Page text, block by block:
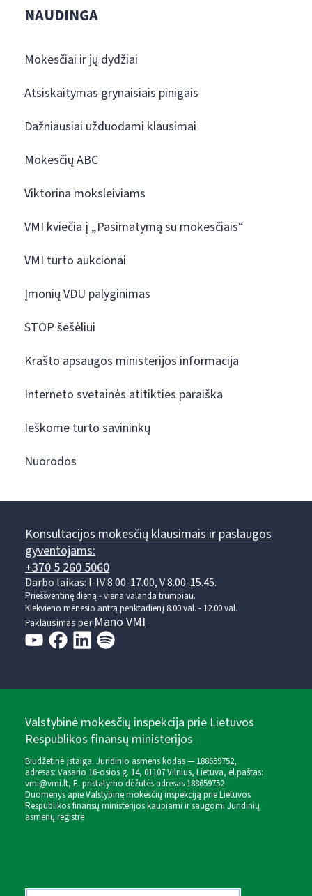
NAUDINGA
Mokesčiai ir jų dydžiai
Atsiskaitymas grynaisiais pinigais
Dažniausiai užduodami klausimai
Mokesčių ABC
Viktorina moksleiviams
VMI kviečia į „Pasimatymą su mokesčiais“
VMI turto aukcionai
Įmonių VDU palyginimas
STOP šešėliui
Krašto apsaugos ministerijos informacija
Interneto svetainės atitikties paraiška
Ieškome turto savininkų
Nuorodos
Konsultacijos mokesčių klausimais ir paslaugos
gyventojams:
+370 5 260 5060
Darbo laikas: I-IV 8.00-17.00, V 8.00-15.45.
Prieššventinę dieną - viena valanda trumpiau.
Kiekvieno mėnesio antrą penktadienį 8.00 val. - 12.00 val.
Paklausimas perMano VMI
Valstybinė mokesčių inspekcija prie Lietuvos
Respublikos finansų ministerijos
Biudžetinė įstaiga. Juridinio asmens kodas — 188659752,
adresas: Vasario 16-osios g. 14, 01107 Vilnius, Lietuva, el.paštas:
vmi@vmi.lt, E. pristatymo dėžutės adresas 188659752
Duomenys apie Valstybinę mokesčių inspekciją prie Lietuvos
Respublikos finansų ministerijos kaupiami ir saugomi Juridinių
asmenų registre